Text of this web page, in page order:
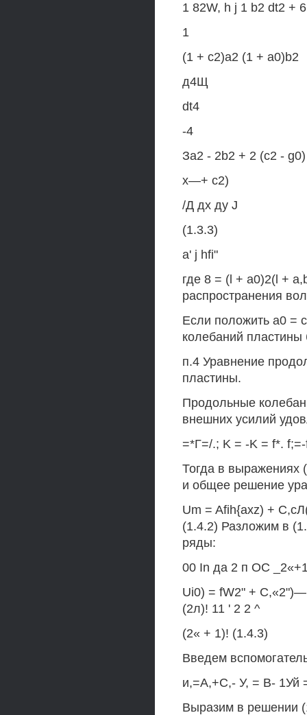
1 82W, h j 1 b2 dt2 +
1
(1 + c2)a2 (1 + a0)b2
д4Щ
dt4
-4
За2 - 2b2 + 2 (c2 -
x—+ c2)
/Д дх ду J
(1.3.3)
a' j hfi"
где 8 = (l + a0)2(l +
распространения
Если положить а0 =
колебаний пластины
п.4 Уравнение
пластины.
Продольные
внешних усилий
=*Г=/.; K = -K = f*.
Тогда в выражениях
и общее решение
Um = Afih{axz) +
(1.4.2) Разложим в
ряды:
00 In да 2 п ОС
Ui0) = fW2" +
(2л)! 11 ' 2 2 ^
(2« + 1)! (1.4.3)
Введем
и,=А,+С,- У, = В- 1Уй
Выразим в решении